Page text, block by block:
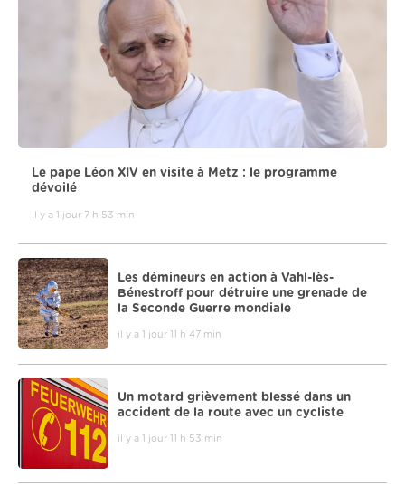
Le pape Léon XIV en visite à Metz : le programme
dévoilé
il y a 1 jour 7 h 53 min
Les démineurs en action à Vahl-lès-
Bénestroff pour détruire une grenade de
la Seconde Guerre mondiale
il y a 1 jour 11 h 47 min
Un motard grièvement blessé dans un
accident de la route avec un cycliste
il y a 1 jour 11 h 53 min